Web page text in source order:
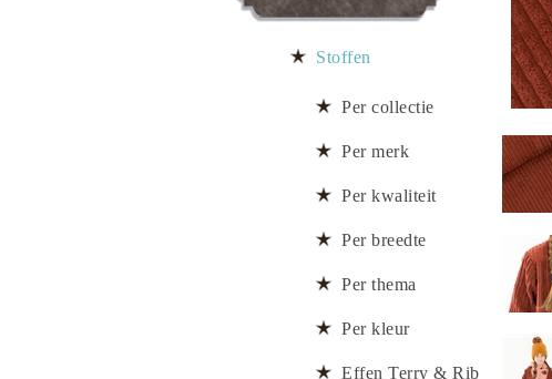
Stoffen
Per collectie
Per merk
Per kwaliteit
Per breedte
Per thema
Per kleur
Effen Terry & Rib